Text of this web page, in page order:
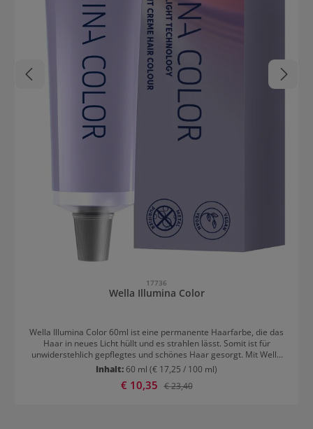
17736
Wella Illumina Color
Wella Illumina Color 60ml ist eine permanente Haarfarbe, die das
Haar in neues Licht hüllt und es strahlen lässt. Somit ist für
unwiderstehlich gepflegtes und schönes Haar gesorgt. Mit Wella
Illumina kann man den natürlichen Haarton aufhellen, dunkler
machen oder hervorheben. Dabei wird die Haaroberfläche glatt
und durchscheinend, so werden für wunderschöne Lichtreflexe
Inhalt: 60 ml (€ 17,25 / 100 ml)
Verkaufspreis:
€ 10,35 Regulärer Preis:
€ 23,40